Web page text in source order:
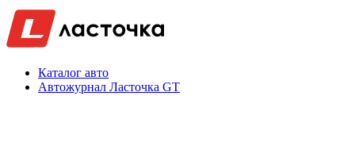
Каталог авто
Автожурнал Ласточка GT